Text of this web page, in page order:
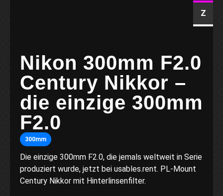
Z
Nikon 300mm F2.0
Century Nikkor –
die einzige 300mm
F2.0
300mm
Die einzige 300mm F2.0, die jemals weltweit in Serie
produziert wurde, jetzt bei usables.rent. PL-Mount
Century Nikkor mit Hinterlinsenfilter.